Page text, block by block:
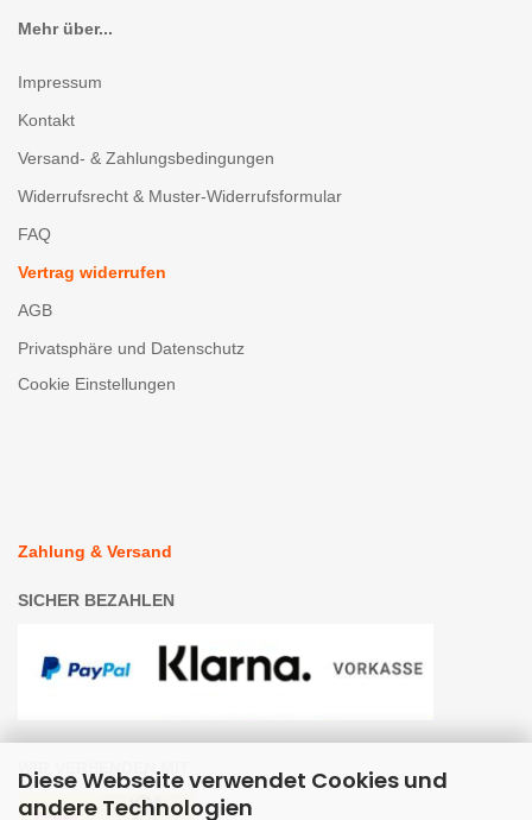
Diese Webseite verwendet Cookies und
andere Technologien
Mehr über...
Impressum
Kontakt
Versand- & Zahlungsbedingungen
Widerrufsrecht & Muster-Widerrufsformular
FAQ
Vertrag widerrufen
AGB
Privatsphäre und Datenschutz
Cookie Einstellungen
Zahlung & Versand
SICHER BEZAHLEN
WIR VERSENDEN MIT